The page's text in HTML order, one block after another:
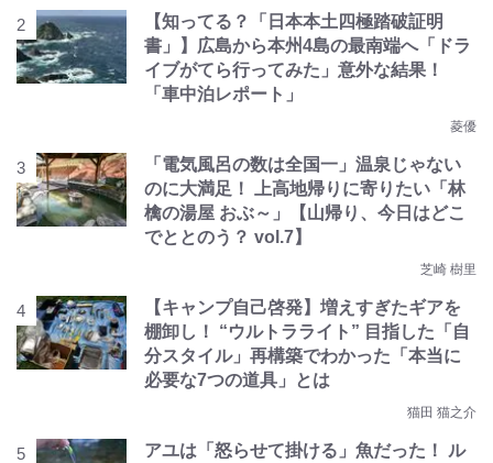
【知ってる？「日本本土四極踏破証明
書」】広島から本州4島の最南端へ「ドラ
イブがてら行ってみた」意外な結果！
「車中泊レポート」
菱優
「電気風呂の数は全国一」温泉じゃない
のに大満足！ 上高地帰りに寄りたい「林
檎の湯屋 おぶ～」【山帰り、今日はどこ
でととのう？ vol.7】
芝崎 樹里
【キャンプ自己啓発】増えすぎたギアを
棚卸し！ “ウルトラライト” 目指した「自
分スタイル」再構築でわかった「本当に
必要な7つの道具」とは
猫田 猫之介
アユは「怒らせて掛ける」魚だった！ ル